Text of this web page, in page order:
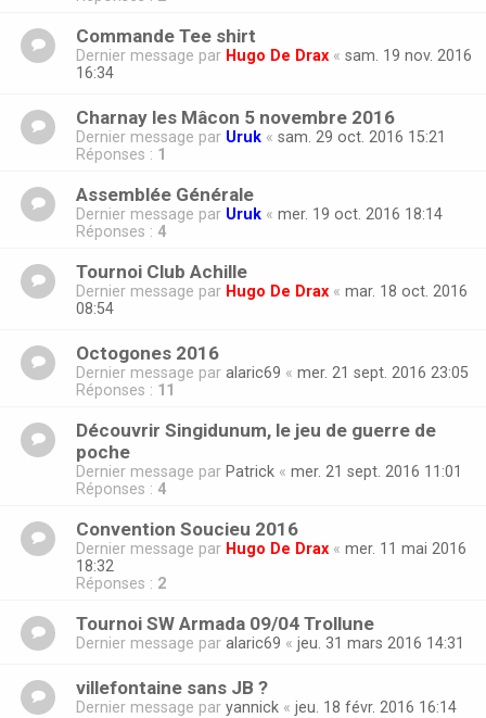
Commande Tee shirt
Dernier message par Hugo De Drax « sam. 19 nov. 2016
16:34
Charnay les Mâcon 5 novembre 2016
Dernier message par Uruk « sam. 29 oct. 2016 15:21
Réponses : 1
Assemblée Générale
Dernier message par Uruk « mer. 19 oct. 2016 18:14
Réponses : 4
Tournoi Club Achille
Dernier message par Hugo De Drax « mar. 18 oct. 2016
08:54
Octogones 2016
Dernier message par alaric69 « mer. 21 sept. 2016 23:05
Réponses : 11
Découvrir Singidunum, le jeu de guerre de
poche
Dernier message par Patrick « mer. 21 sept. 2016 11:01
Réponses : 4
Convention Soucieu 2016
Dernier message par Hugo De Drax « mer. 11 mai 2016
18:32
Réponses : 2
Tournoi SW Armada 09/04 Trollune
Dernier message par alaric69 « jeu. 31 mars 2016 14:31
villefontaine sans JB ?
Dernier message par yannick « jeu. 18 févr. 2016 16:14